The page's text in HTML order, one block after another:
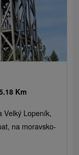
Km
Velký Lopeník,
na moravsko-